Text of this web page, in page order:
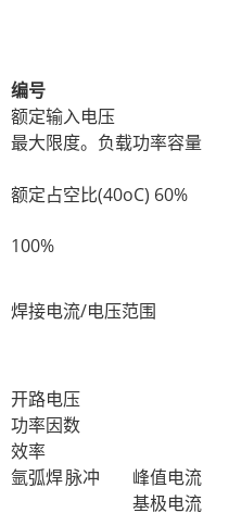
编号
额定输入电压
最大限度。负载功率容量
额定占空比(40oC) 60%
100%
焊接电流/电压范围
开路电压
功率因数
效率
氩弧焊脉冲 峰值电流
基极电流